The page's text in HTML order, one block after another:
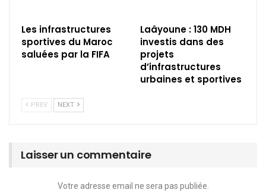
Les infrastructures
sportives du Maroc
saluées par la FIFA
Laâyoune : 130 MDH
investis dans des
projets
d’infrastructures
urbaines et sportives
PREV NEXT
Laisser un commentaire
Votre adresse email ne sera pas publiée.